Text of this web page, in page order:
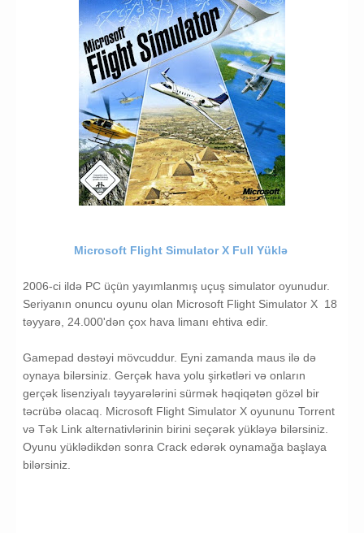
Microsoft Flight Simulator X Full Yüklə
2006-ci ildə PC üçün yayımlanmış uçuş simulator oyunudur.
Seriyanın onuncu oyunu olan Microsoft Flight Simulator X 18
təyyarə, 24.000'dən çox hava limanı ehtiva edir.
Gamepad dəstəyi mövcuddur. Eyni zamanda maus ilə də
oynaya bilərsiniz. Gerçək hava yolu şirkətləri və onların
gerçək lisenziyalı təyyarələrini sürmək həqiqətən gözəl bir
təcrübə olacaq. Microsoft Flight Simulator X oyununu Torrent
və Tək Link alternativlərinin birini seçərək yükləyə bilərsiniz.
Oyunu yüklədikdən sonra Crack edərək oynamağa başlaya
bilərsiniz.